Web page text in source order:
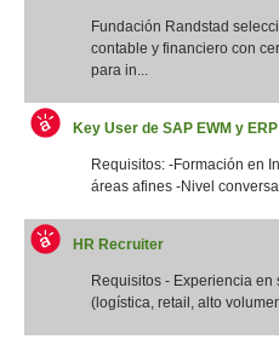
Fundación Randstad
contable y financiero con
para in...
Key User de SAP EWM y ERP
Requisitos: -Formación en
áreas afines -Nivel
HR Recruiter
Requisitos - Experiencia
(logística, retail, alto